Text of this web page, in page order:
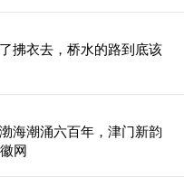
拂衣去，桥水的路到底该
海潮涌六百年，津门新韵
网